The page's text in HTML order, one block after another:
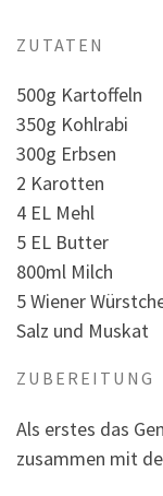
ZUTATEN
500g Kartoffeln
350g Kohlrabi
300g Erbsen
2 Karotten
4 EL Mehl
5 EL Butter
800ml Milch
5 Wiener
Salz und Muskat
ZUBEREITUNG
Als erstes das
zusammen mit